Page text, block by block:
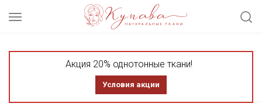
Акция 20% однотонные ткани!
Условия акции